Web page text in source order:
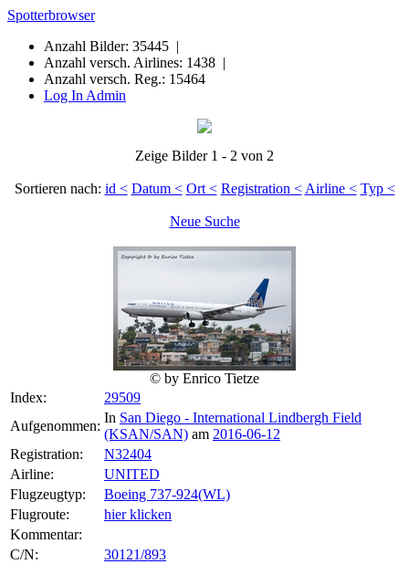
Spotterbrowser
Anzahl Bilder: 35445 |
Anzahl versch. Airlines: 1438 |
Anzahl versch. Reg.: 15464
Log In Admin
Zeige Bilder 1 - 2 von 2
Sortieren nach: id < Datum < Ort < Registration < Airline < Typ <
Neue Suche
© by Enrico Tietze
Index:
29509
Aufgenommen:
In San Diego - International Lindbergh Field
(KSAN/SAN) am 2016-06-12
Registration:
N32404
Airline:
UNITED
Flugzeugtyp:
Boeing 737-924(WL)
Flugroute:
hier klicken
Kommentar:
C/N:
30121/893